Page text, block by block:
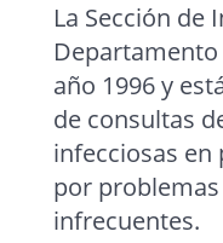
La Sección de
año 1996 y
de consultas
infecciosas en
por
infrecuentes.